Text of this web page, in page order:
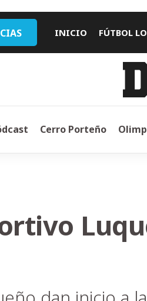
INICIO FÚTBOL
Cerro Porteño